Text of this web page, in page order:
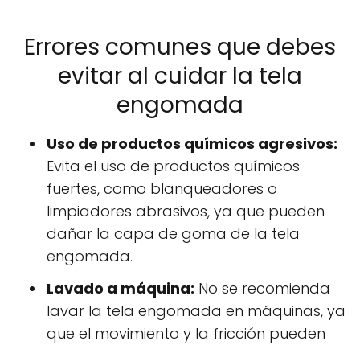
Errores comunes que debes
evitar al cuidar la tela
engomada
Uso de productos químicos agresivos:
Evita el uso de productos químicos
fuertes, como blanqueadores o
limpiadores abrasivos, ya que pueden
dañar la capa de goma de la tela
engomada.
Lavado a máquina: No se recomienda
lavar la tela engomada en máquinas, ya
que el movimiento y la fricción pueden